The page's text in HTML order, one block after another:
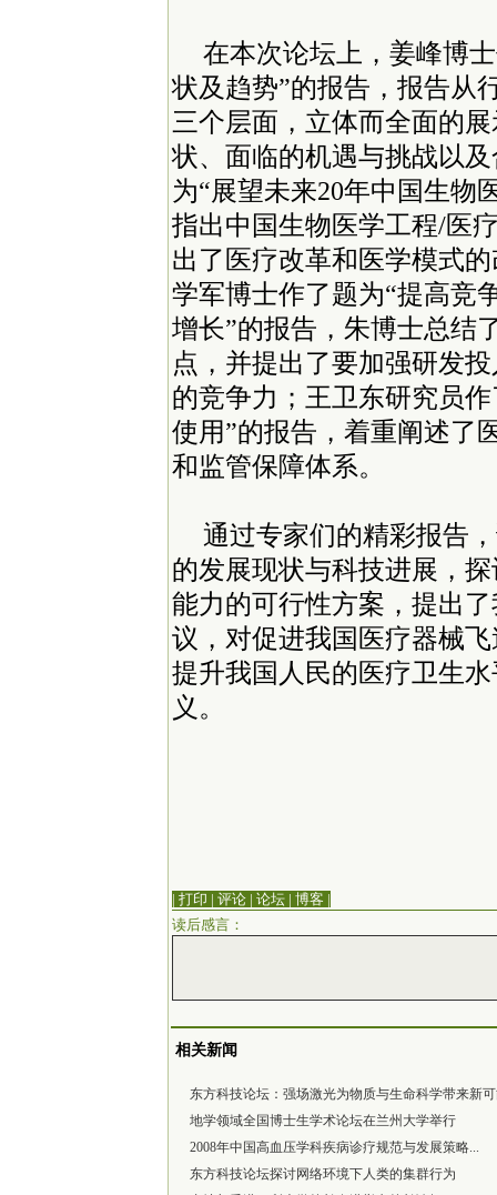
在本次论坛上，姜峰博
状及趋势”的报告，报告从
三个层面，立体而全面的
状、面临的机遇与挑战以
为“展望未来20年中国生物
指出中国生物医学工程/医
出了医疗改革和医学模式
学军博士作了题为“提高竞
增长”的报告，朱博士总结
点，并提出了要加强研发
的竞争力；王卫东研究员
使用”的报告，着重阐述了
和监管保障体系。
通过专家们的精彩报告
的发展现状与科技进展，
能力的可行性方案，提出
议，对促进我国医疗器械
提升我国人民的医疗卫生
义。
| 打印 | 评论 | 论坛 | 博客 |
读后感言：
相关新闻
东方科技论坛：强场激光为物质与生命科学带来新
地学领域全国博士生学术论坛在兰州大学举行
2008年中国高血压学科疾病诊疗规范与发展策略...
东方科技论坛探讨网络环境下人类的集群行为